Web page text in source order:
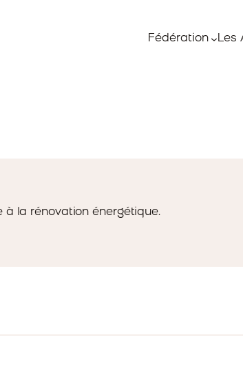
Fédération Les
à la rénovation énergétique.